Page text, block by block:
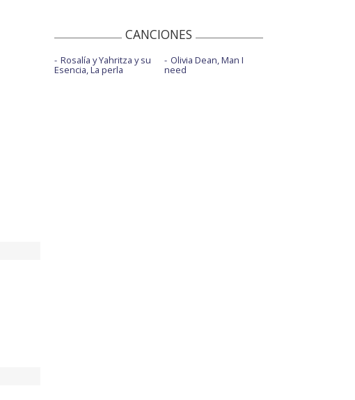
Happy for you - Saturday Night Live 2024
Homesick - con Pablo Alborán - Los 40
Music Awards
CANCIONES
Rosalía y Yahritza y su
Esencia, La perla
Olivia Dean, Man I
need